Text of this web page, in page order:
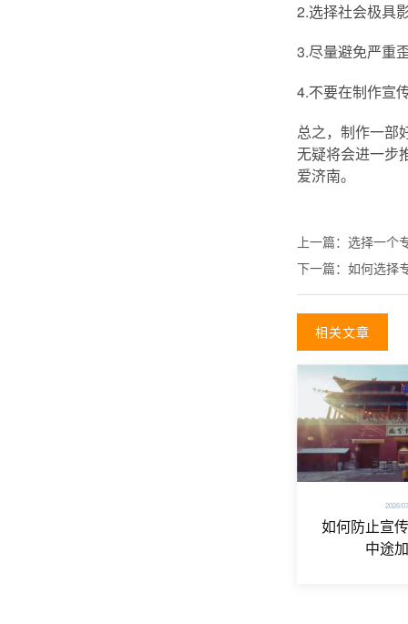
2.选择社会极具
3.尽量避免严重
4.不要在制作宣
总之，制作一部
无疑将会进一步
爱济南。
上一篇： 选择一个
下一篇： 如何选择
相关文章
2026/
如何防止宣
中途